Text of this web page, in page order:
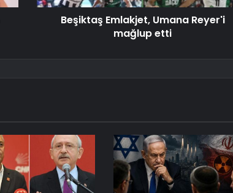
Beşiktaş Emlakjet, Umana Reyer'i
mağlup etti